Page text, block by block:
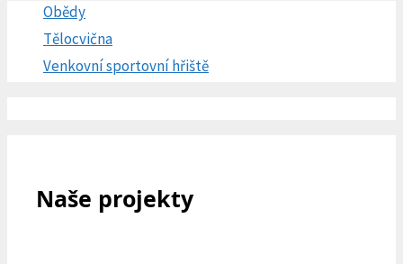
Obědy
Tělocvična
Venkovní sportovní hřiště
Naše projekty